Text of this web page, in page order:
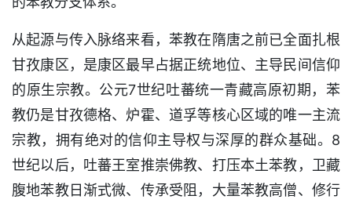
从起源与传入脉络来看，苯教在隋唐之前已全面扎根
甘孜康区，是康区最早占据正统地位、主导民间信仰
的原生宗教。公元7世纪吐蕃统一青藏高原初期，苯
教仍是甘孜德格、炉霍、道孚等核心区域的唯一主流
宗教，拥有绝对的信仰主导权与深厚的群众基础。8
世纪以后，吐蕃王室推崇佛教、打压本土苯教，卫藏
腹地苯教日渐式微、传承受阻，大量苯教高僧、修行